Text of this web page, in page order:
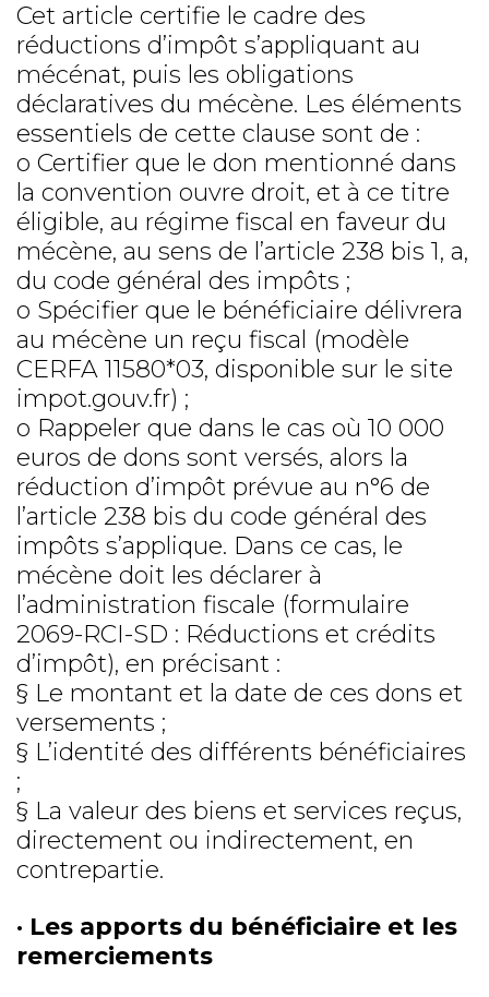
Cet article certifie le cadre des
réductions d’impôt s’appliquant au
mécénat, puis les obligations
déclaratives du mécène. Les éléments
essentiels de cette clause sont de :
o Certifier que le don mentionné dans
la convention ouvre droit, et à ce titre
éligible, au régime fiscal en faveur du
mécène, au sens de l’article 238 bis 1, a,
du code général des impôts ;
o Spécifier que le bénéficiaire délivrera
au mécène un reçu fiscal (modèle
CERFA 11580*03, disponible sur le site
impot.gouv.fr) ;
o Rappeler que dans le cas où 10 000
euros de dons sont versés, alors la
réduction d’impôt prévue au n°6 de
l’article 238 bis du code général des
impôts s’applique. Dans ce cas, le
mécène doit les déclarer à
l’administration fiscale (formulaire
2069-RCI-SD : Réductions et crédits
d’impôt), en précisant :
§ Le montant et la date de ces dons et
versements ;
§ L’identité des différents bénéficiaires
;
§ La valeur des biens et services reçus,
directement ou indirectement, en
contrepartie.
· Les apports du bénéficiaire et les
remerciements